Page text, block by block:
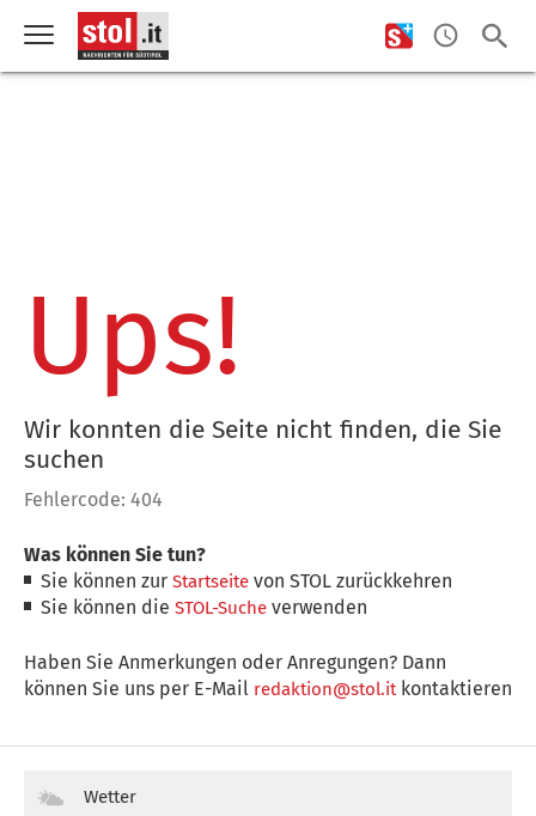
Ups!
Wir konnten die Seite nicht finden, die Sie
suchen
Fehlercode: 404
Was können Sie tun?
Sie können zurStartseite von STOL zurückkehren
Sie können dieSTOL-Suche verwenden
Haben Sie Anmerkungen oder Anregungen? Dann
können Sie uns per E-Mail redaktion@stol.itkontaktieren
Wetter